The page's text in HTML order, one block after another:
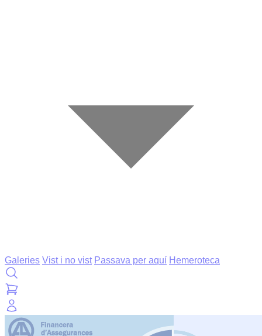
Galeries Vist i no vist Passava per aquí Hemeroteca